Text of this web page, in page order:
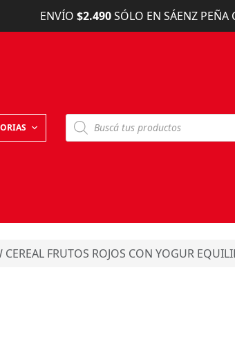
ENVÍO $2.490SÓLO EN SÁENZ PEÑA
B
s
o
d
CEREAL FRUTOS ROJOS CON YOGUR